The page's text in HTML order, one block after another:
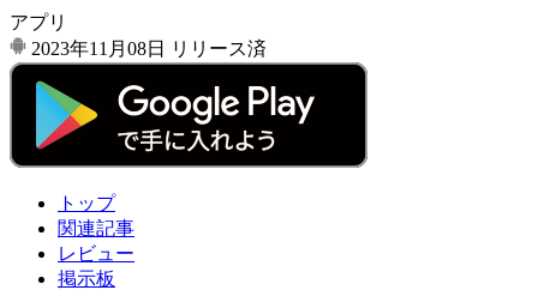
アプリ
2023年11月08日
リリース済
トップ
関連記事
レビュー
掲示板